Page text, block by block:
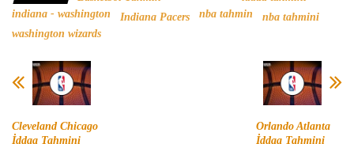
indiana - washington
Indiana Pacers nba tahmin
nba tahmini
washington wizards
Cleveland Chicago
İddaa Tahmini
Orlando Atlanta
İddaa Tahmini